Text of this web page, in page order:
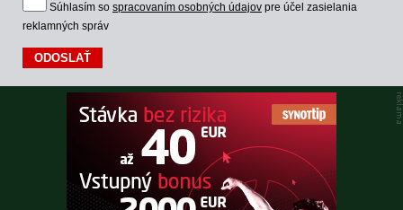
Súhlasím so spracovaním osobných údajov pre účel zasielania
reklamných správ